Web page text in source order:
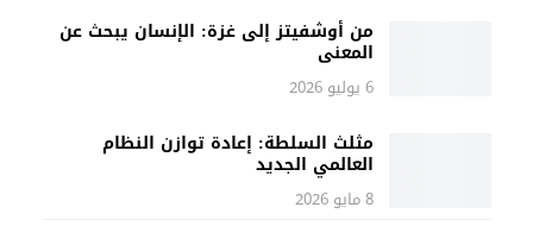
من أوشفيتز إلى غزة: الإنسان يبحث عن
المعنى
6 يوليو 2026
مثلث السلطة: إعادة توازن النظام
العالمي الجديد
8 مايو 2026